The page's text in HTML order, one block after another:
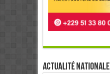
Actualité Nationale